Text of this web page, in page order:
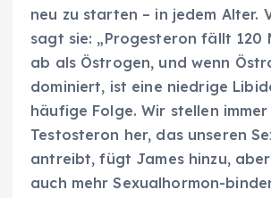
neu zu starten – in jedem Alter.
sagt sie: „Progesteron fällt 120
ab als Östrogen, und wenn
dominiert, ist eine niedrige
häufige Folge. Wir stellen
Testosteron her, das unseren
antreibt, fügt James hinzu,
auch mehr Sexualhormon-